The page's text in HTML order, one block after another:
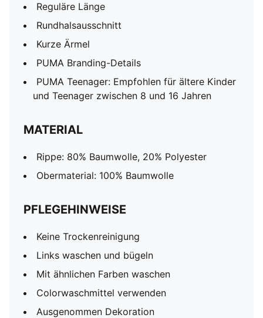
Reguläre Länge
Rundhalsausschnitt
Kurze Ärmel
PUMA Branding-Details
PUMA Teenager: Empfohlen für ältere Kinder
und Teenager zwischen 8 und 16 Jahren
MATERIAL
Rippe: 80% Baumwolle, 20% Polyester
Obermaterial: 100% Baumwolle
PFLEGEHINWEISE
Keine Trockenreinigung
Links waschen und bügeln
Mit ähnlichen Farben waschen
Colorwaschmittel verwenden
Ausgenommen Dekoration